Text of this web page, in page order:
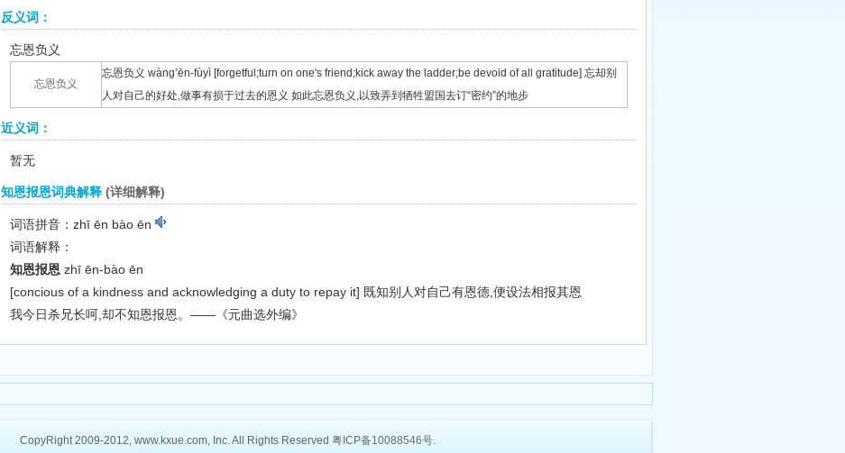
反义词：
忘恩负义
忘恩负义
忘恩负义 wàng’ēn-fùyì [forgetful;turn on one's friend;kick away the ladder;be devoid of all gratitude] 忘却别
人对自己的好处,做事有损于过去的恩义 如此忘恩负义,以致弄到牺牲盟国去订“密约”的地步
近义词：
暂无
知恩报恩词典解释 (详细解释)
词语拼音：zhī ēn bào ēn
词语解释：
知恩报恩 zhī ēn-bào ēn
[concious of a kindness and acknowledging a duty to repay it] 既知别人对自己有恩德,便设法相报其恩
我今日杀兄长呵,却不知恩报恩。——《元曲选外编》
CopyRight 2009-2012, www.kxue.com, Inc. All Rights Reserved 粤ICP备10088546号.